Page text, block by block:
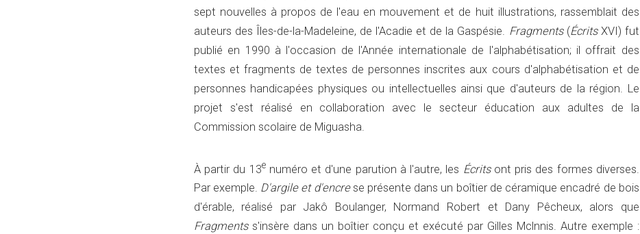
sept nouvelles à propos de l'eau en mouvement et de huit illustrations, rassemblait des
auteurs des Îles-de-la-Madeleine, de l'Acadie et de la Gaspésie. Fragments(ÉcritsXVI) fut
publié en 1990 à l'occasion de l'Année internationale de l'alphabétisation; il offrait des
textes et fragments de textes de personnes inscrites aux cours d'alphabétisation et de
personnes handicapées physiques ou intellectuelles ainsi que d'auteurs de la région. Le
projet s'est réalisé en collaboration avec le secteur éducation aux adultes de la
Commission scolaire de Miguasha.
À partir du 13enuméro et d'une parution à l'autre, les Écritsont pris des formes diverses.
Par exemple. D'argile et d'encrese présente dans un boîtier de céramique encadré de bois
d'érable, réalisé par Jakô Boulanger, Normand Robert et Dany Pêcheux, alors que
Fragments s'insère dans un boîtier conçu et exécuté par Gilles Mclnnis. Autre exemple :